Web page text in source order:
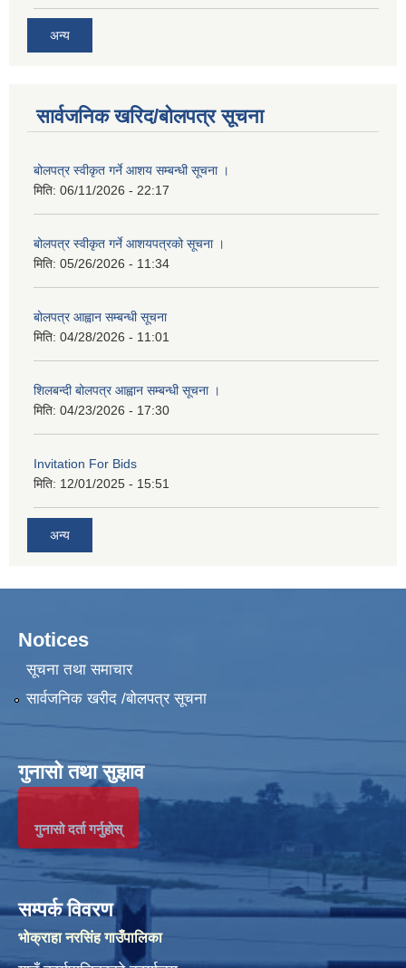
अन्य
सार्वजनिक खरिद/बोलपत्र सूचना
बोलपत्र स्वीकृत गर्ने आशय सम्बन्धी सूचना ।
मिति: 06/11/2026 - 22:17
बोलपत्र स्वीकृत गर्ने आशयपत्रको सूचना ।
मिति: 05/26/2026 - 11:34
बोलपत्र आह्वान सम्बन्धी सूचना
मिति: 04/28/2026 - 11:01
शिलबन्दी बोलपत्र आह्वान सम्बन्धी सूचना ।
मिति: 04/23/2026 - 17:30
Invitation For Bids
मिति: 12/01/2025 - 15:51
अन्य
Notices
सूचना तथा समाचार
सार्वजनिक खरीद /बोलपत्र सूचना
गुनासो तथा सुझाव
गुनासो दर्ता गर्नुहोस्
सम्पर्क विवरण
भोक्राहा नरसिंह गाउँपालिका